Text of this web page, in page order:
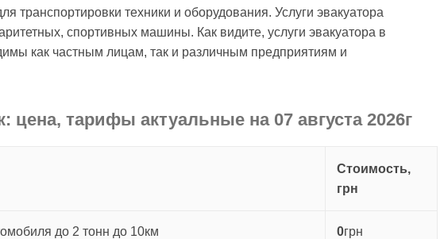
транспортировки техники и оборудования. Услуги эвакуатора
спортивных машины. Как видите, услуги эвакуатора в
как частным лицам, так и различным предприятиям и
цена, тарифы актуальные на 07 августа 2026г
Стоимость,
грн
до 2 тонн до 10км 0грн